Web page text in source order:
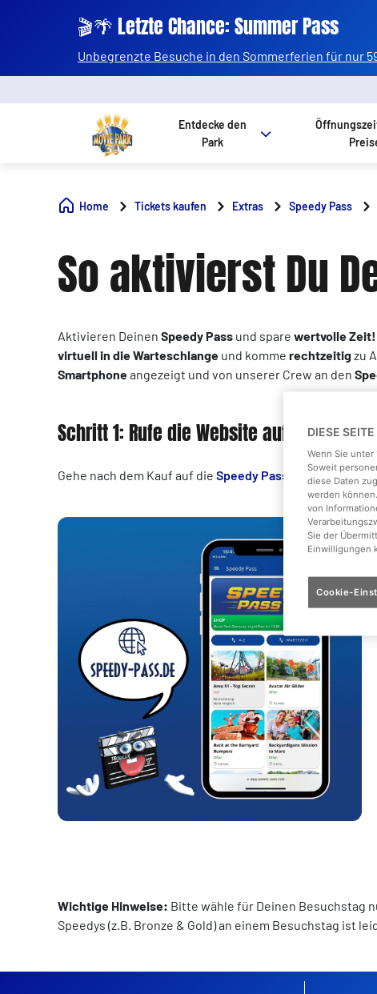
🎬🌴 Letzte Chance: Summer Pass
Unbegrenzte Besuche in den Sommerferien für nur
Entdecke den
Park
Home Tickets kaufen Extras Speedy Pass
So aktivierst Du
Aktivieren Deinen Speedy Pass und spare wertvolle Zeit!
virtuell in die Warteschlange und komme rechtzeitigzu
Smartphoneangezeigt und von unserer Crew an den
Schritt 1: Rufe die Website auf!
Gehe nach dem Kauf auf die Speedy Pass Website!
Wichtige Hinweise: Bitte wähle für Deinen Besuchstag
Speedys (z.B. Bronze & Gold) an einem Besuchstag ist
DIESE
Wenn Sie
Soweit
diese Daten
werden
von
Sie der
Einwilligungen
Cookie-